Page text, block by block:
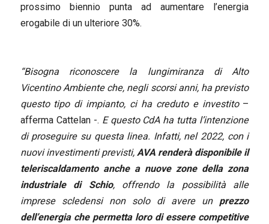
prossimo biennio punta ad aumentare l’energia
erogabile di un ulteriore 30%.
“Bisogna riconoscere la lungimiranza di Alto
Vicentino Ambiente che, negli scorsi anni, ha previsto
questo tipo di impianto, ci ha creduto e investito–
afferma Cattelan -. E questo CdA ha tutta l’intenzione
di proseguire su questa linea. Infatti, nel 2022, con i
nuovi investimenti previsti, AVA renderà disponibile il
teleriscaldamento anche a nuove zone della zona
industriale di Schio, offrendo la possibilità alle
imprese scledensi non solo di avere un prezzo
dell’energia che permetta loro di essere competitive